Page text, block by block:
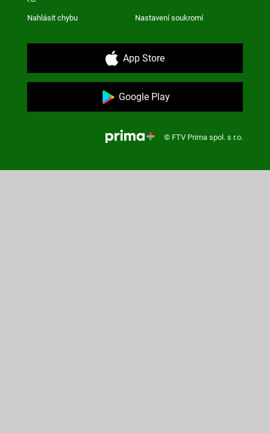
Nahlásit chybu Nastavení soukromí
App Store
Google Play
© FTV Prima spol. s r.o.